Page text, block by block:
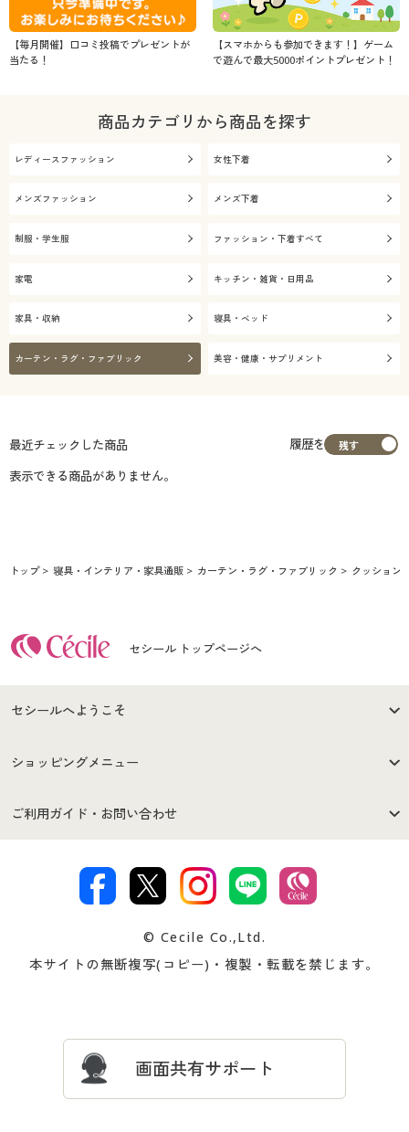
【毎月開催】口コミ投稿でプレゼントが
当たる！
【スマホからも参加できます！】ゲーム
で遊んで最大5000ポイントプレゼント！
商品カテゴリから商品を探す
レディースファッション 女性下着
メンズファッション メンズ下着
制服・学生服 ファッション・下着すべて
家電 キッチン・雑貨・日用品
家具・収納 寝具・ベッド
カーテン・ラグ・ファブリック 美容・健康・サプリメント
最近チェックした商品
履歴を
表示できる商品がありません。
トップ 寝具・インテリア・家具通販 カーテン・ラグ・ファブリック クッション
セシール トップページへ
セシールへようこそ
はじめての方へ
セシールご利用規約
著作権・商標について 会社案内
ショッピングメニュー
商品カテゴリ
プレゼント＆キャンペーン サイトマップ
ご利用ガイド・お問い合わせ
交換・返品は お支払は
ついて
忘れの場合
© Cecile Co.,Ltd.
本サイトの無断複写(コピー)・複製・転載を禁じます。
画面共有サポート